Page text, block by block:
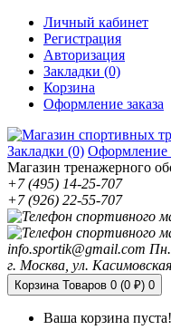
Личный кабинет
Регистрация
Авторизация
Закладки (0)
Корзина
Оформление заказа
Закладки (0) Оформление
Магазин тренажерного
+7 (495) 14-25-707
+7 (926) 22-55-707
info.sportik@gmail.com
г. Москва, ул.
Корзина Товаров 0 (0 ₽) 0
Ваша корзина пуста!